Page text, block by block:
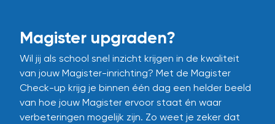
Magister upgraden?
Wil jij als school snel inzicht krijgen in de kwaliteit
van jouw Magister-inrichting? Met de Magister
Check-up krijg je binnen één dag een helder beeld
van hoe jouw Magister ervoor staat én waar
verbeteringen mogelijk zijn. Zo weet je zeker dat